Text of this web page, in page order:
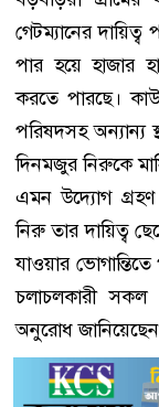
গেটম্যানের
পার হয়ে হাজার
করতে পারছে।
পরিষদসহ অন্যান্য
দিনমজুর নিরুকে
এমন উদ্যোগ গ্রহণ
নিরু তার দায়িত্ব
যাওয়ার
চলাচলকারী সকল
অনুরোধ জানিয়েছেন